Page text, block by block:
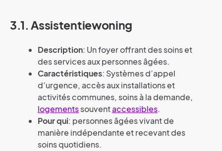
3.1. Assistentiewoning
Description: Un foyer offrant des soins et
des services aux personnes âgées.
Caractéristiques: Systèmes d’appel
d’urgence, accès aux installations et
activités communes, soins à la demande,
logementssouventaccessibles.
Pour qui: personnes âgées vivant de
manière indépendante et recevant des
soins quotidiens.